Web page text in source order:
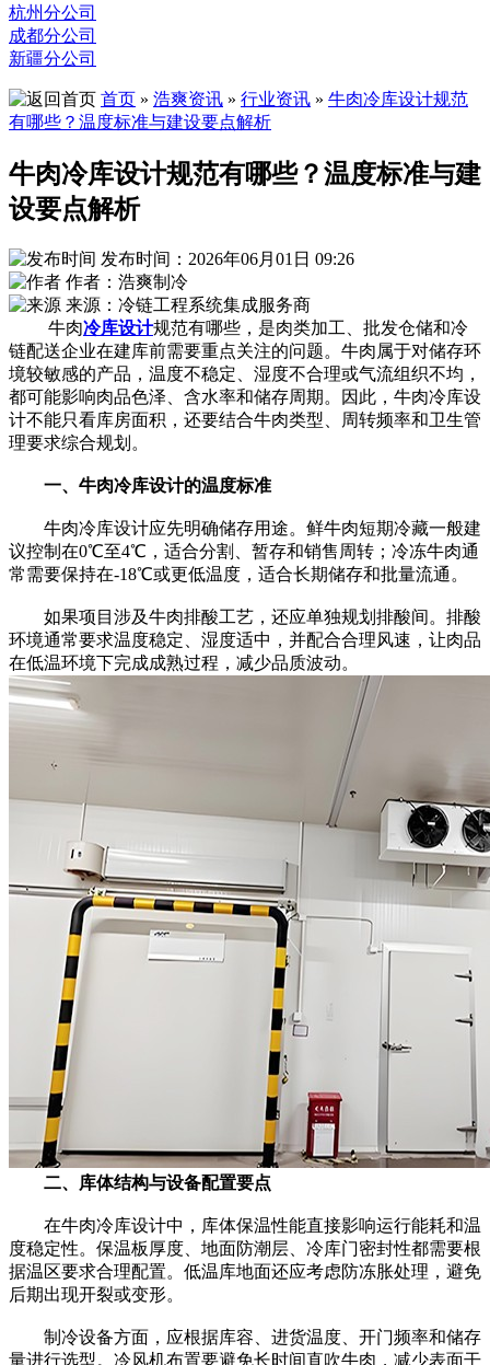
杭州分公司
成都分公司
新疆分公司
首页 » 浩爽资讯 » 行业资讯 » 牛肉冷库设计规范
有哪些？温度标准与建设要点解析
牛肉冷库设计规范有哪些？温度标准与建
设要点解析
发布时间：2026年06月01日 09:26
作者：浩爽制冷
来源：冷链工程系统集成服务商
牛肉冷库设计规范有哪些，是肉类加工、批发仓储和冷
链配送企业在建库前需要重点关注的问题。牛肉属于对储存环
境较敏感的产品，温度不稳定、湿度不合理或气流组织不均，
都可能影响肉品色泽、含水率和储存周期。因此，牛肉冷库设
计不能只看库房面积，还要结合牛肉类型、周转频率和卫生管
理要求综合规划。
一、牛肉冷库设计的温度标准
牛肉冷库设计应先明确储存用途。鲜牛肉短期冷藏一般建
议控制在0℃至4℃，适合分割、暂存和销售周转；冷冻牛肉通
常需要保持在-18℃或更低温度，适合长期储存和批量流通。
如果项目涉及牛肉排酸工艺，还应单独规划排酸间。排酸
环境通常要求温度稳定、湿度适中，并配合合理风速，让肉品
在低温环境下完成成熟过程，减少品质波动。
二、库体结构与设备配置要点
在牛肉冷库设计中，库体保温性能直接影响运行能耗和温
度稳定性。保温板厚度、地面防潮层、冷库门密封性都需要根
据温区要求合理配置。低温库地面还应考虑防冻胀处理，避免
后期出现开裂或变形。
制冷设备方面，应根据库容、进货温度、开门频率和储存
量进行选型。冷风机布置要避免长时间直吹牛肉，减少表面干